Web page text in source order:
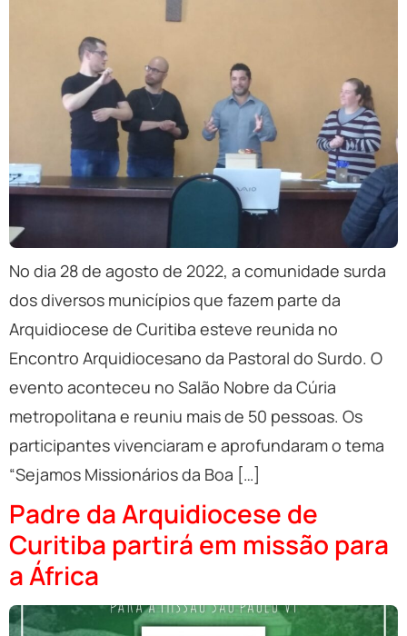
No dia 28 de agosto de 2022, a comunidade surda
dos diversos municípios que fazem parte da
Arquidiocese de Curitiba esteve reunida no
Encontro Arquidiocesano da Pastoral do Surdo. O
evento aconteceu no Salão Nobre da Cúria
metropolitana e reuniu mais de 50 pessoas. Os
participantes vivenciaram e aprofundaram o tema
“Sejamos Missionários da Boa […]
Padre da Arquidiocese de
Curitiba partirá em missão para
a África